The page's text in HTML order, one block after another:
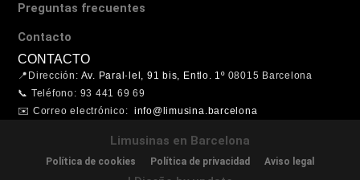
Preguntas frecuentes
Contacto
CONTACTO
📍Dirección: Av. Paral·lel, 91 bis, Entlo. 1º08015 Barcelona
📞 Teléfono: 93 441 69 69
✉️ Correo electrónico: info@limusina.barcelona
Limusinas en Barcelona
Política de cookies Política de privacidad Aviso legal